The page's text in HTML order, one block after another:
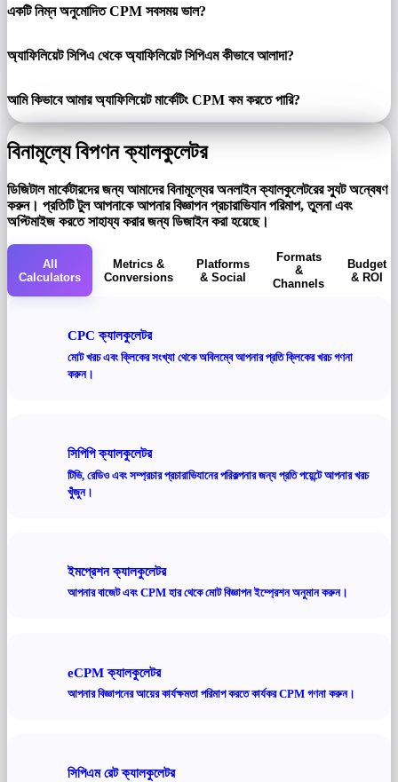
একটি নিম্ন অনুমোদিত CPM সবসময় ভাল?
অ্যাফিলিয়েট সিপিএ থেকে অ্যাফিলিয়েট সিপিএম কীভাবে আলাদা?
আমি কিভাবে আমার অ্যাফিলিয়েট মার্কেটিং CPM কম করতে পারি?
বিনামূল্যে বিপণন ক্যালকুলেটর
ডিজিটাল মার্কেটারদের জন্য আমাদের বিনামূল্যের অনলাইন ক্যালকুলেটরের স্যুট অন্বেষণ
করুন। প্রতিটি টুল আপনাকে আপনার বিজ্ঞাপন প্রচারাভিযান পরিমাপ, তুলনা এবং
অপ্টিমাইজ করতে সাহায্য করার জন্য ডিজাইন করা হয়েছে।
All
Calculators
Metrics &
Conversions
Platforms
& Social
Formats
&
Channels
Budget
& ROI
CPC ক্যালকুলেটর
মোট খরচ এবং ক্লিকের সংখ্যা থেকে অবিলম্বে আপনার প্রতি ক্লিকের খরচ গণনা
করুন।
সিপিপি ক্যালকুলেটর
টিভি, রেডিও এবং সম্প্রচার প্রচারাভিযানের পরিকল্পনার জন্য প্রতি পয়েন্টে আপনার খরচ
খুঁজুন।
ইমপ্রেশন ক্যালকুলেটর
আপনার বাজেট এবং CPM হার থেকে মোট বিজ্ঞাপন ইম্প্রেশন অনুমান করুন।
eCPM ক্যালকুলেটর
আপনার বিজ্ঞাপনের আয়ের কার্যক্ষমতা পরিমাপ করতে কার্যকর CPM গণনা করুন।
সিপিএম রেট ক্যালকুলেটর